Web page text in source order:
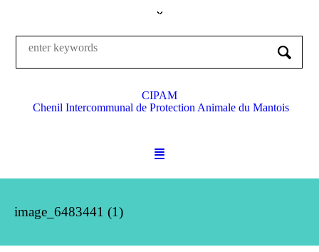
CIPAM
Chenil Intercommunal de Protection Animale du Mantois
image_6483441 (1)